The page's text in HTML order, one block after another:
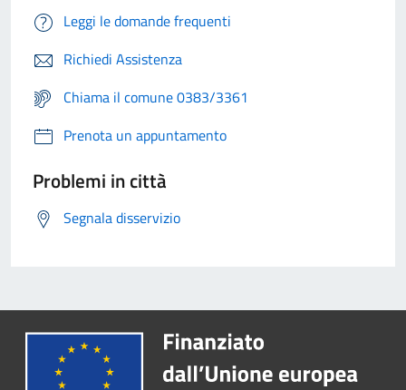
Leggi le domande frequenti
Richiedi Assistenza
Chiama il comune 0383/3361
Prenota un appuntamento
Problemi in città
Segnala disservizio